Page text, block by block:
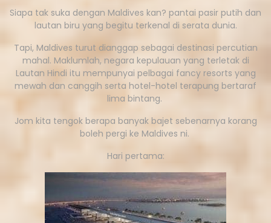
Siapa tak suka dengan Maldives kan? pantai pasir putih dan
lautan biru yang begitu terkenal di serata dunia.
Tapi, Maldives turut dianggap sebagai destinasi percutian
mahal. Maklumlah, negara kepulauan yang terletak di
Lautan Hindi itu mempunyai pelbagai fancy resorts yang
mewah dan canggih serta hotel-hotel terapung bertaraf
lima bintang.
Jom kita tengok berapa banyak bajet sebenarnya korang
boleh pergi ke Maldives ni.
Hari pertama: